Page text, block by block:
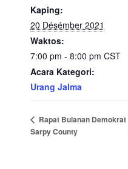
Kaping:
20 Désémber 2021
Waktos:
7:00 pm - 8:00 pm CST
Acara Kategori:
Urang Jalma
Rapat Bulanan Demokrat
Sarpy County